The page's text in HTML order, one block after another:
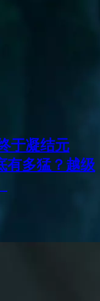
于凝结元
有多猛？越级